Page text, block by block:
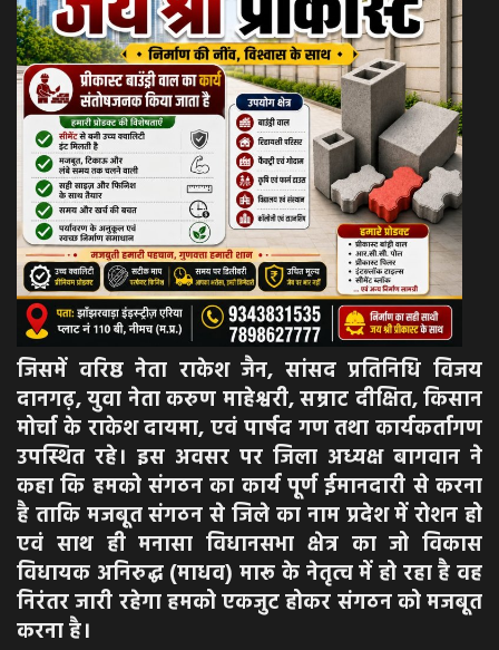
जिसमें वरिष्ठ नेता राकेश जैन, सांसद प्रतिनिधि विजय
दानगढ़, युवा नेता करुण माहेश्वरी, सम्राट दीक्षित, किसान
मोर्चा के राकेश दायमा, एवं पार्षद गण तथा कार्यकर्तागण
उपस्थित रहे। इस अवसर पर जिला अध्यक्ष बागवान ने
कहा कि हमको संगठन का कार्य पूर्ण ईमानदारी से करना
है ताकि मजबूत संगठन से जिले का नाम प्रदेश में रोशन हो
एवं साथ ही मनासा विधानसभा क्षेत्र का जो विकास
विधायक अनिरुद्ध (माधव) मारू के नेतृत्व में हो रहा है वह
निरंतर जारी रहेगा हमको एकजुट होकर संगठन को मजबूत
करना है।